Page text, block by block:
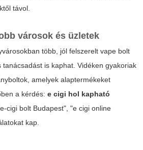
távol.
városok és üzletek
több, jól felszerelt vape bolt
tanácsadást is kaphat. Vidéken gyakoriak
amelyek alaptermékeket
a kérdés: e cigi hol kapható
cigi bolt Budapest", "e cigi online
kap.